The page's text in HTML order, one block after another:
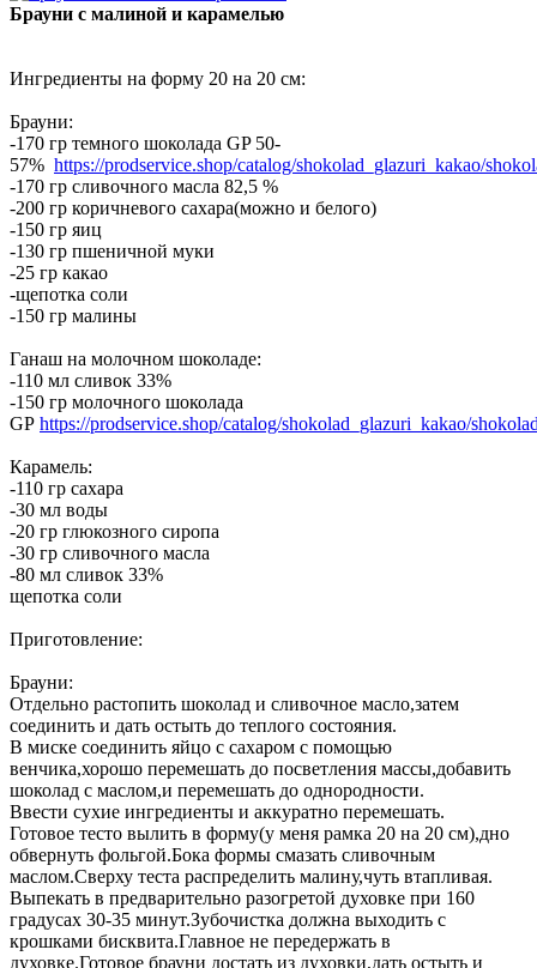
Брауни с малиной и карамелью
Ингредиенты на форму 20 на 20 см:
Брауни:
-170 гр темного шоколада GP 50-
57% https://prodservice.shop/catalog/shokolad_glazuri_kakao/
-170 гр сливочного масла 82,5 %
-200 гр коричневого сахара(можно и белого)
-150 гр яиц
-130 гр пшеничной муки
-25 гр какао
-щепотка соли
-150 гр малины
Ганаш на молочном шоколаде:
-110 мл сливок 33%
-150 гр молочного шоколада
GP https://prodservice.shop/catalog/shokolad_glazuri_kakao/
Карамель:
-110 гр сахара
-30 мл воды
-20 гр глюкозного сиропа
-30 гр сливочного масла
-80 мл сливок 33%
щепотка соли
Приготовление:
Брауни:
Отдельно растопить шоколад и сливочное масло,затем
соединить и дать остыть до теплого состояния.
В миске соединить яйцо с сахаром с помощью
венчика,хорошо перемешать до посветления массы,добавить
шоколад с маслом,и перемешать до однородности.
Ввести сухие ингредиенты и аккуратно перемешать.
Готовое тесто вылить в форму(у меня рамка 20 на 20 см),дно
обвернуть фольгой.Бока формы смазать сливочным
маслом.Сверху теста распределить малину,чуть втапливая.
Выпекать в предварительно разогретой духовке при 160
градусах 30-35 минут.Зубочистка должна выходить с
крошками бисквита.Главное не передержать в
духовке.Готовое брауни достать из духовки,дать остыть и